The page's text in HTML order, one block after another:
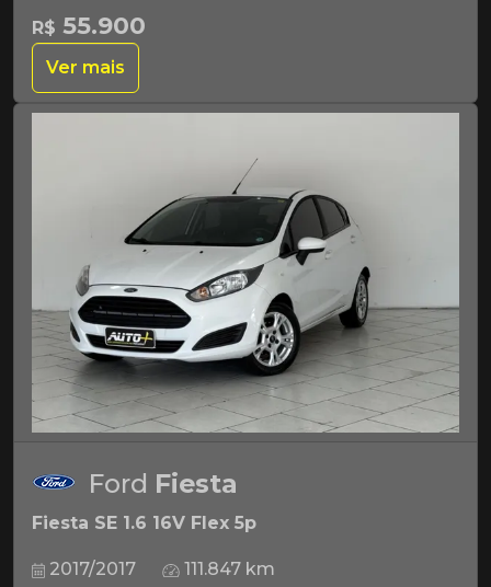
R$ 55.900
Ver mais
Ford Fiesta
Fiesta SE 1.6 16V Flex 5p
2017/2017 111.847 km